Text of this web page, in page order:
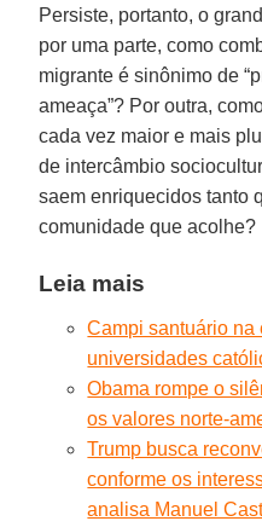
Persiste, portanto, o
por uma parte, como
migrante é sinônimo de
ameaça”? Por outra,
cada vez maior e mais
de intercâmbio
saem enriquecidos tanto
comunidade que acolhe?
Leia mais
Campi santuário na
universidades
Obama rompe o
os valores norte-
Trump busca
conforme os
analisa Manuel